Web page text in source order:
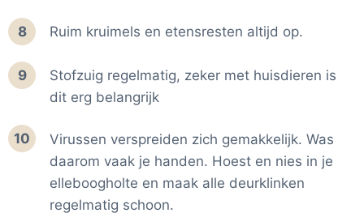
8 Ruim kruimels en etensresten altijd op.
9
Stofzuig regelmatig, zeker met huisdieren is
dit erg belangrijk
10
Virussen verspreiden zich gemakkelijk. Was
daarom vaak je handen. Hoest en nies in je
elleboogholte en maak alle deurklinken
regelmatig schoon.